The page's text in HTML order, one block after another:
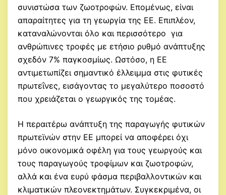
συνιστώσα των ζωοτροφών. Επομένως, είναι
απαραίτητες για τη γεωργία της ΕΕ. Επιπλέον,
καταναλώνονται όλο και περισσότερο για
ανθρώπινες τροφές με ετήσιο ρυθμό ανάπτυξης
σχεδόν 7% παγκοσμίως. Ωστόσο, η ΕΕ
αντιμετωπίζει σημαντικό έλλειμμα στις φυτικές
πρωτεΐνες, εισάγοντας το μεγαλύτερο ποσοστό
που χρειάζεται ο γεωργικός της τομέας.
Η περαιτέρω ανάπτυξη της παραγωγής φυτικών
πρωτεϊνών στην ΕΕ μπορεί να αποφέρει όχι
μόνο οικονομικά οφέλη για τους γεωργούς και
τους παραγωγούς τροφίμων και ζωοτροφών,
αλλά και ένα ευρύ φάσμα περιβαλλοντικών και
κλιματικών πλεονεκτημάτων. Συγκεκριμένα, οι